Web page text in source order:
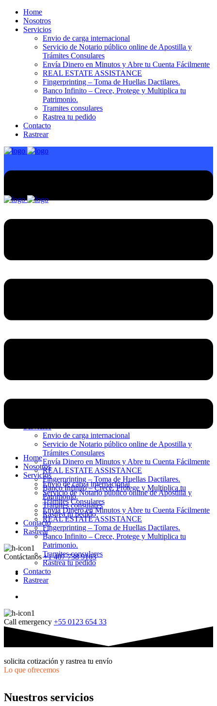
Home
Nosotros
Servicios
Envio de carga internacional
Servicio de Notario público online de Apostilla y
Trámites Consulares
Envía Dinero en Minutos y Abre tu Cuenta Fácilmente
REAL ESTATE ASSISTANCE
Fingerprinting – Toma de Huellas Dactilares.
Banco Infinito – Crece, Protege y Multiplica tu
Patrimonio.
Tramites consulares
Rastrea tu pedido
Contacto
Rastrear
Envio de carga internacional
Servicio de Notario público online de Apostilla y
Trámites Consulares
Envía Dinero en Minutos y Abre tu Cuenta Fácilmente
REAL ESTATE ASSISTANCE
Fingerprinting – Toma de Huellas Dactilares.
Banco Infinito – Crece, Protege y Multiplica tu
Patrimonio.
Tramites consulares
Rastrea tu pedido
Contacto
Rastrear
Contáctanos +1 407 738 9163
Home
Nosotros
Servicios
Envio de carga internacional
Servicio de Notario público online de Apostilla y
Trámites Consulares
Envía Dinero en Minutos y Abre tu Cuenta Fácilmente
REAL ESTATE ASSISTANCE
Fingerprinting – Toma de Huellas Dactilares.
Banco Infinito – Crece, Protege y Multiplica tu
Patrimonio.
Tramites consulares
Rastrea tu pedido
Contacto
Rastrear
Call emergency +55 0123 654 33
solicita cotización y rastrea tu envío
Lo que ofrecemos
Nuestros servicios